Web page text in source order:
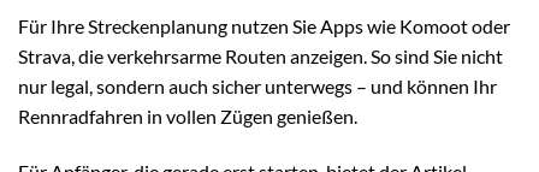
Für Ihre Streckenplanung nutzen Sie Apps wie Komoot oder
Strava, die verkehrsarme Routen anzeigen. So sind Sie nicht
nur legal, sondern auch sicher unterwegs – und können Ihr
Rennradfahren in vollen Zügen genießen.